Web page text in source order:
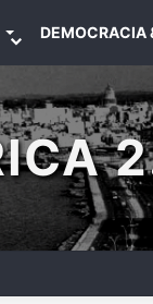
DEMOCRACIA